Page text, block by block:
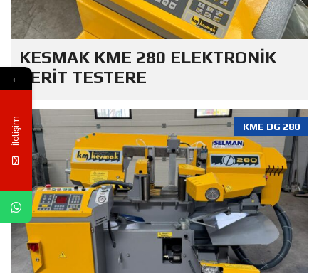
KESMAK KME 280 ELEKTRONİK
ŞERİT TESTERE
KME DG 280
←
İletişim